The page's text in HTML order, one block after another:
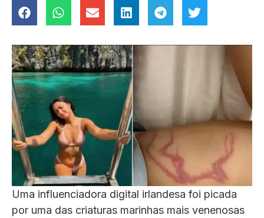
Uma influenciadora digital irlandesa foi picada
por uma das criaturas marinhas mais venenosas